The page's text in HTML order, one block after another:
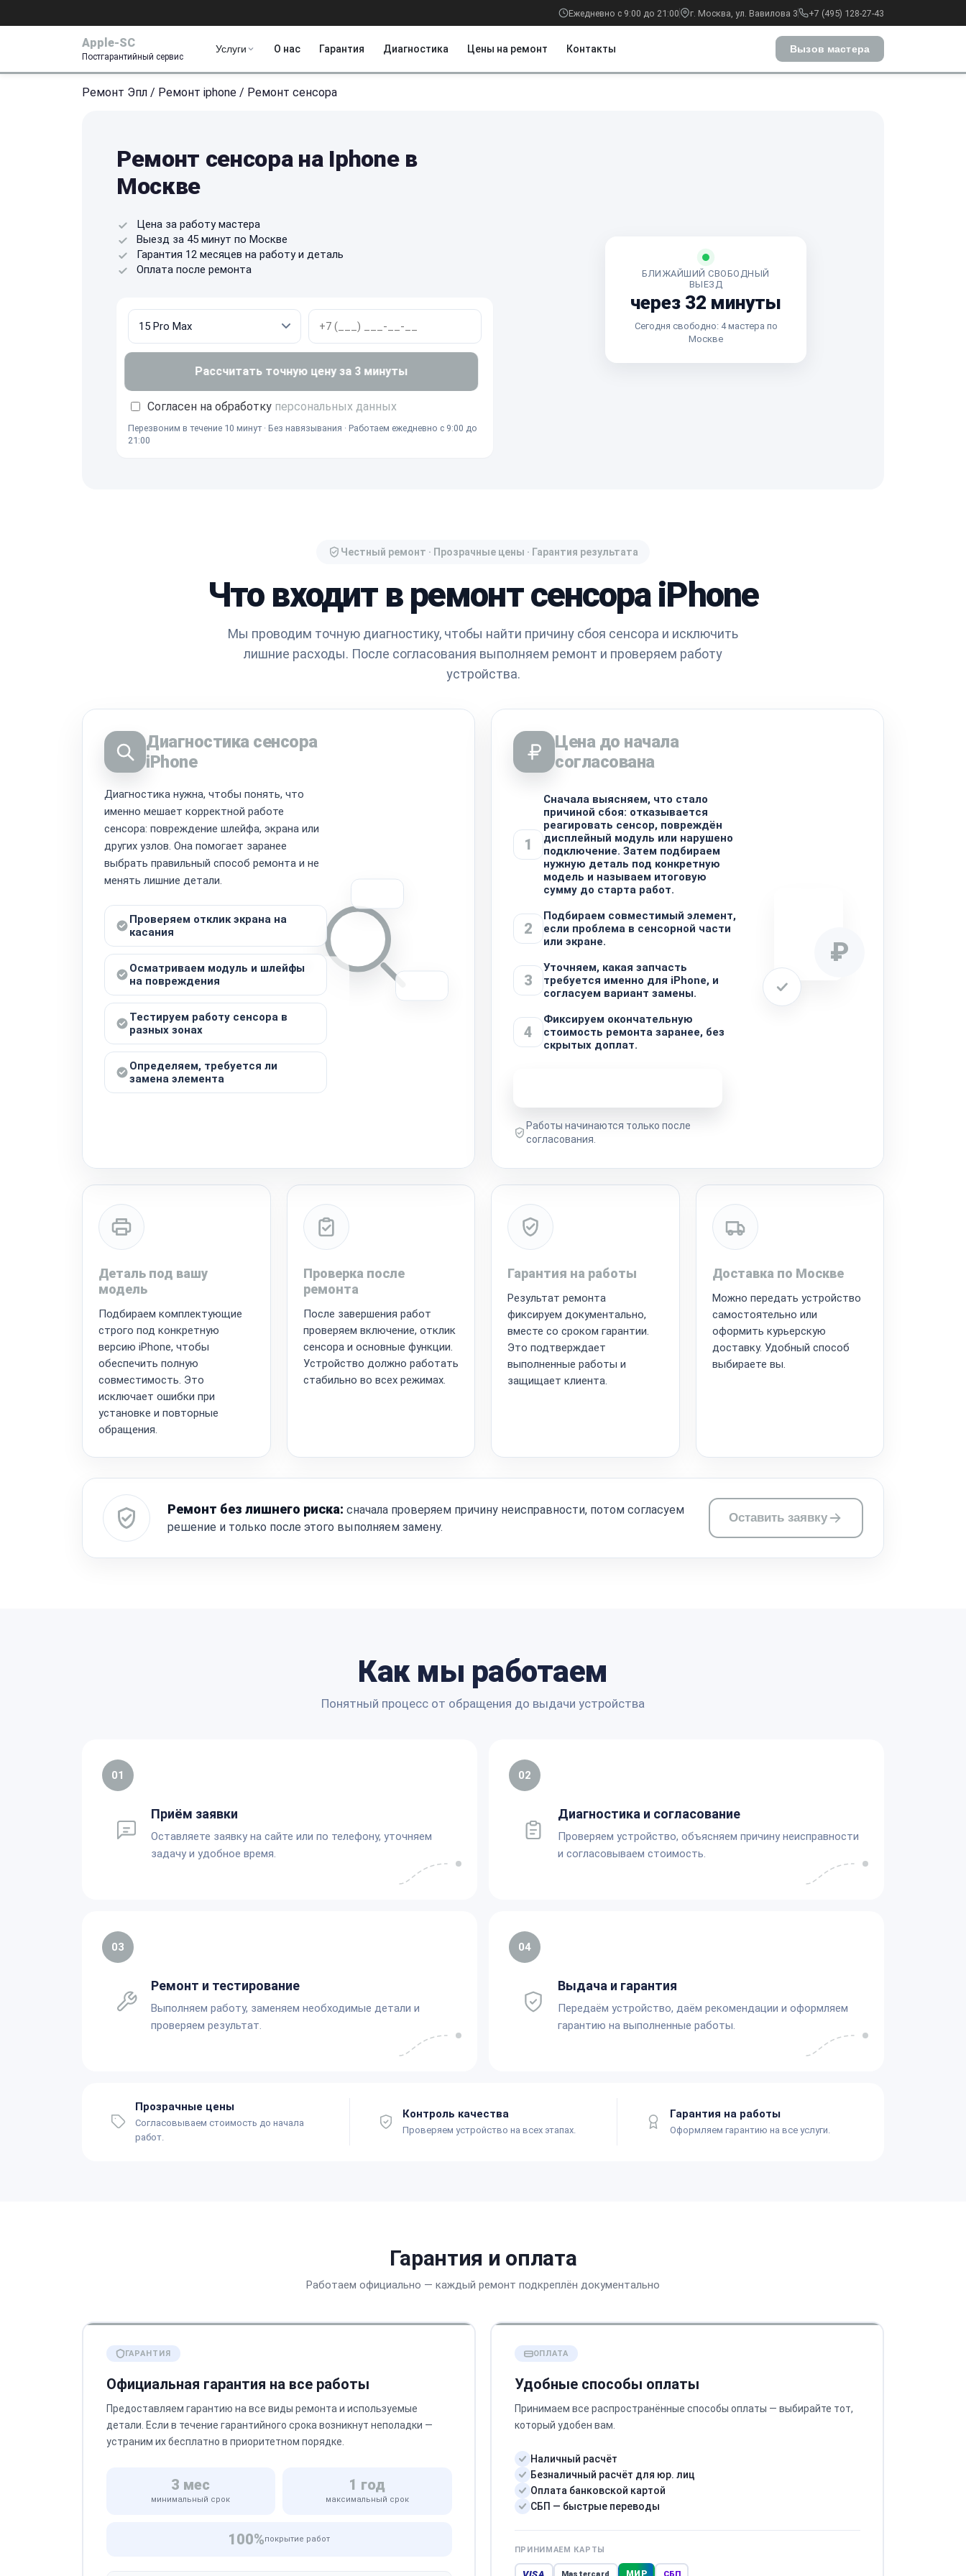
Ежедневно с 9:00 до 21:00 г. Москва, ул. Вавилова 3 +7 (495) 128-27-43
Apple-SC
Постгарантийный сервис
Услуги О нас Гарантия Диагностика Цены на ремонт Контакты Вызов мастера
Ремонт Эпл / Ремонт iphone / Ремонт сенсора
Ремонт сенсора на Iphone в
Москве
Цена за работу мастера
Выезд за 45 минут по Москве
Гарантия 12 месяцев на работу и деталь
Оплата после ремонта
Рассчитать точную цену за 3 минуты
Согласен на обработку персональных данных
Перезвоним в течение 10 минут · Без навязывания · Работаем ежедневно с 9:00 до
21:00
БЛИЖАЙШИЙ СВОБОДНЫЙ
ВЫЕЗД
через 32 минуты
Сегодня свободно: 4 мастера по
Москве
Честный ремонт · Прозрачные цены · Гарантия результата
Что входит в ремонт сенсора iPhone
Мы проводим точную диагностику, чтобы найти причину сбоя сенсора и исключить
лишние расходы. После согласования выполняем ремонт и проверяем работу
устройства.
Диагностика сенсора
iPhone
Диагностика нужна, чтобы понять, что
именно мешает корректной работе
сенсора: повреждение шлейфа, экрана или
других узлов. Она помогает заранее
выбрать правильный способ ремонта и не
менять лишние детали.
Проверяем отклик экрана на
касания
Осматриваем модуль и шлейфы
на повреждения
Тестируем работу сенсора в
разных зонах
Определяем, требуется ли
замена элемента
Цена до начала
согласована
1
Сначала выясняем, что стало
причиной сбоя: отказывается
реагировать сенсор, повреждён
дисплейный модуль или нарушено
подключение. Затем подбираем
нужную деталь под конкретную
модель и называем итоговую
сумму до старта работ.
2
Подбираем совместимый элемент,
если проблема в сенсорной части
или экране.
3
Уточняем, какая запчасть
требуется именно для iPhone, и
согласуем вариант замены.
4
Фиксируем окончательную
стоимость ремонта заранее, без
скрытых доплат.
Работы начинаются только после
согласования.
₽
Деталь под вашу
модель
Подбираем комплектующие
строго под конкретную
версию iPhone, чтобы
обеспечить полную
совместимость. Это
исключает ошибки при
установке и повторные
обращения.
Проверка после
ремонта
После завершения работ
проверяем включение, отклик
сенсора и основные функции.
Устройство должно работать
стабильно во всех режимах.
Гарантия на работы
Результат ремонта
фиксируем документально,
вместе со сроком гарантии.
Это подтверждает
выполненные работы и
защищает клиента.
Доставка по Москве
Можно передать устройство
самостоятельно или
оформить курьерскую
доставку. Удобный способ
выбираете вы.
Ремонт без лишнего риска: сначала проверяем причину неисправности, потом согласуем
решение и только после этого выполняем замену.
Оставить заявку
Как мы работаем
Понятный процесс от обращения до выдачи устройства
01
Приём заявки
Оставляете заявку на сайте или по телефону, уточняем
задачу и удобное время.
02
Диагностика и согласование
Проверяем устройство, объясняем причину неисправности
и согласовываем стоимость.
03
Ремонт и тестирование
Выполняем работу, заменяем необходимые детали и
проверяем результат.
04
Выдача и гарантия
Передаём устройство, даём рекомендации и оформляем
гарантию на выполненные работы.
Прозрачные цены
Согласовываем стоимость до начала
работ.
Контроль качества
Проверяем устройство на всех этапах.
Гарантия на работы
Оформляем гарантию на все услуги.
Гарантия и оплата
Работаем официально — каждый ремонт подкреплён документально
ГАРАНТИЯ
Официальная гарантия на все работы
Предоставляем гарантию на все виды ремонта и используемые
детали. Если в течение гарантийного срока возникнут неполадки —
устраним их бесплатно в приоритетном порядке.
3 мес
минимальный срок
1 год
максимальный срок
100%покрытие работ
ОПЛАТА
Удобные способы оплаты
Принимаем все распространённые способы оплаты — выбирайте тот,
который удобен вам.
Наличный расчёт
Безналичный расчёт для юр. лиц
Оплата банковской картой
СБП — быстрые переводы
ПРИНИМАЕМ КАРТЫ
VISA Mastercard МИР СБП